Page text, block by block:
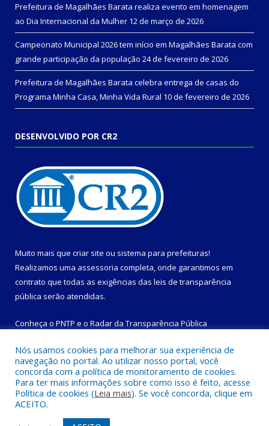
Prefeitura de Magalhães Barata realiza evento em homenagem
ao Dia Internacional da Mulher 12 de março de 2026
Campeonato Municipal 2026 tem início em Magalhães Barata com
grande participação da população 24 de fevereiro de 2026
Prefeitura de Magalhães Barata celebra entrega de casas do
Programa Minha Casa, Minha Vida Rural 10 de fevereiro de 2026
DESENVOLVIDO POR CR2
Muito mais que criar site ou sistema para prefeituras!
Realizamos uma assessoria completa, onde garantimos em
contrato que todas as exigências das leis de transparência
pública serão atendidas.
Conheça o PNTP e o Radar da Transparência Pública
Todos os direitos reservados a Prefeitura Municipal de
Magalhães Barata.
Nós usamos cookies para melhorar sua experiência de
navegação no portal. Ao utilizar nosso portal, você
concorda com a política de monitoramento de cookies.
Para ter mais informações sobre como isso é feito, acesse
Política de cookies (Leia mais). Se você concorda, clique em
ACEITO.